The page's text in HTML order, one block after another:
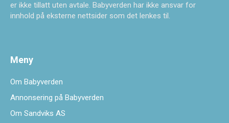
er ikke tillatt uten avtale. Babyverden har ikke ansvar for
innhold på eksterne nettsider som det lenkes til.
Meny
Om Babyverden
Annonsering på Babyverden
Om Sandviks AS